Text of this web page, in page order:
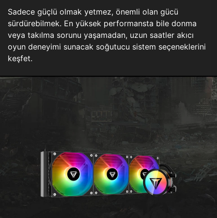
Sadece güçlü olmak yetmez, önemli olan gücü
sürdürebilmek. En yüksek performansta bile donma
veya takılma sorunu yaşamadan, uzun saatler akıcı
oyun deneyimi sunacak soğutucu sistem seçeneklerini
keşfet.